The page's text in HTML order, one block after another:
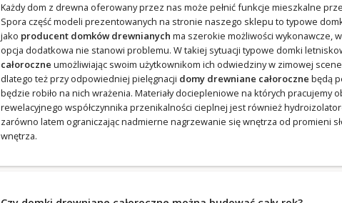
Każdy dom z drewna oferowany przez nas może pełnić funkcje mieszkalne
Spora część modeli prezentowanych na stronie naszego sklepu to typowe
jako producent domków drewnianych ma szerokie możliwości wykonawcze,
opcja dodatkowa nie stanowi problemu. W takiej sytuacji typowe domki
całoroczne umożliwiając swoim użytkownikom ich odwiedziny w zimowej
dlatego też przy odpowiedniej pielęgnacji domy drewniane całoroczne będą
będzie robiło na nich wrażenia. Materiały dociepleniowe na których pracujemy
rewelacyjnego współczynnika przenikalności cieplnej jest również
zarówno latem ograniczając nadmierne nagrzewanie się wnętrza od promieni
wnętrza.